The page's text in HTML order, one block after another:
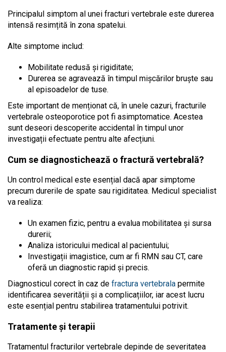
Principalul simptom al unei fracturi vertebrale este durerea
intensă resimțită în zona spatelui.
Alte simptome includ:
Mobilitate redusă și rigiditate;
Durerea se agravează în timpul mișcărilor bruște sau
al episoadelor de tuse.
Este important de menționat că, în unele cazuri, fracturile
vertebrale osteoporotice pot fi asimptomatice. Acestea
sunt deseori descoperite accidental în timpul unor
investigații efectuate pentru alte afecțiuni.
Cum se diagnostichează o fractură vertebrală?
Un control medical este esențial dacă apar simptome
precum durerile de spate sau rigiditatea. Medicul specialist
va realiza:
Un examen fizic, pentru a evalua mobilitatea și sursa
durerii;
Analiza istoricului medical al pacientului;
Investigații imagistice, cum ar fi RMN sau CT, care
oferă un diagnostic rapid și precis.
Diagnosticul corect în caz de fractura vertebrala permite
identificarea severității și a complicațiilor, iar acest lucru
este esențial pentru stabilirea tratamentului potrivit.
Tratamente și terapii
Tratamentul fracturilor vertebrale depinde de severitatea